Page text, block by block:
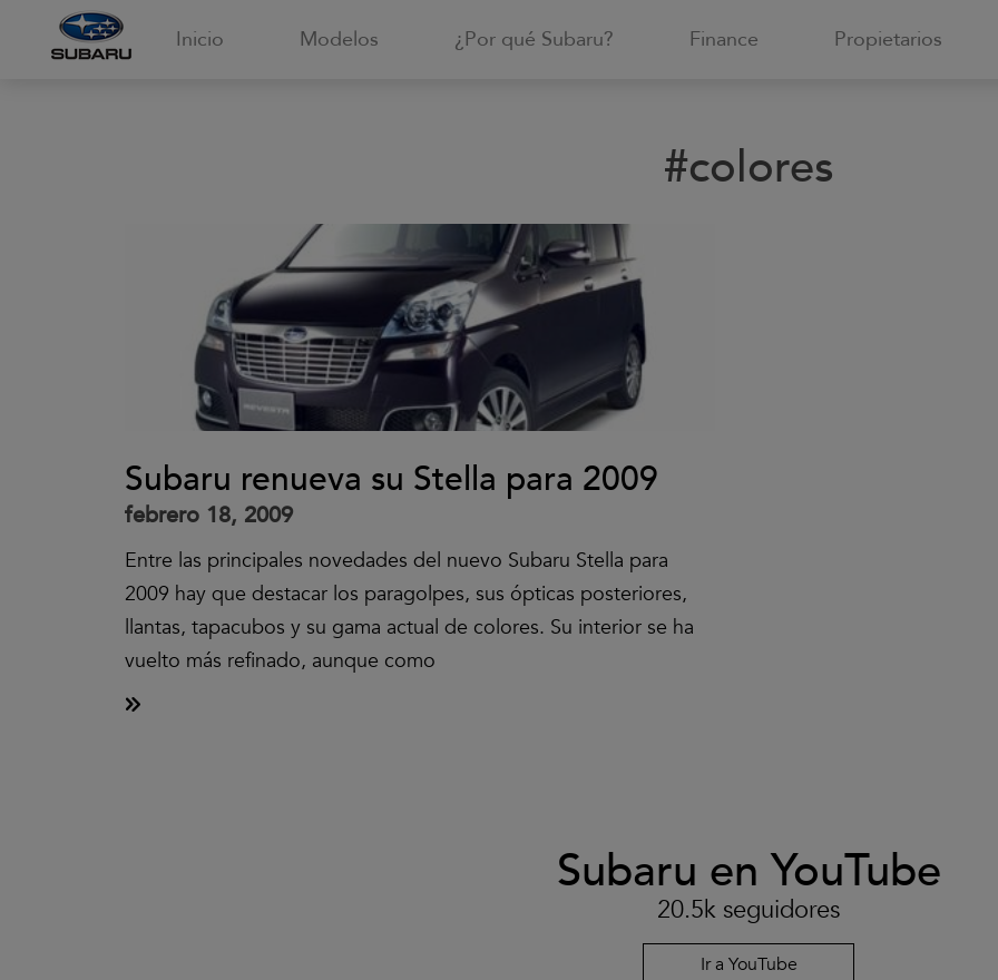
Inicio Modelos ¿Por qué Subaru? Finance Propietarios
#colores
Subaru renueva su Stella para 2009
febrero 18, 2009
Entre las principales novedades del nuevo Subaru Stella para
2009 hay que destacar los paragolpes, sus ópticas posteriores,
llantas, tapacubos y su gama actual de colores. Su interior se ha
vuelto más refinado, aunque como
Subaru en YouTube
20.5k seguidores
Ir a YouTube
Clic
para
aceptar
las
cookies
y